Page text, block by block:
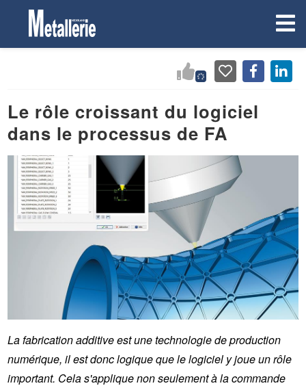
Le rôle croissant du logiciel
dans le processus de FA
La fabrication additive est une technologie de production
numérique, il est donc logique que le logiciel y joue un rôle
important. Cela s'applique non seulement à la commande